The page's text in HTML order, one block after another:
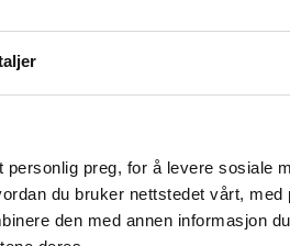
preg, for å levere sosiale
du bruker nettstedet vårt, med
den med annen informasjon